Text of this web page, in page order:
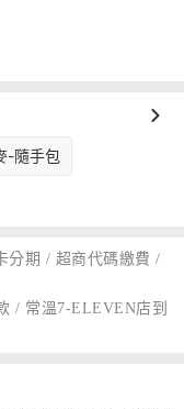
-隨手包
分期 / 超商代碼繳費 /
/ 常溫7-ELEVEN店到